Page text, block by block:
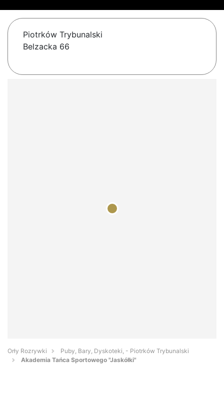
Piotrków Trybunalski
Belzacka 66
Orły Rozrywki
Puby, Bary, Dyskoteki, - Piotrków Trybunalski
Akademia Tańca Sportowego "Jaskółki"